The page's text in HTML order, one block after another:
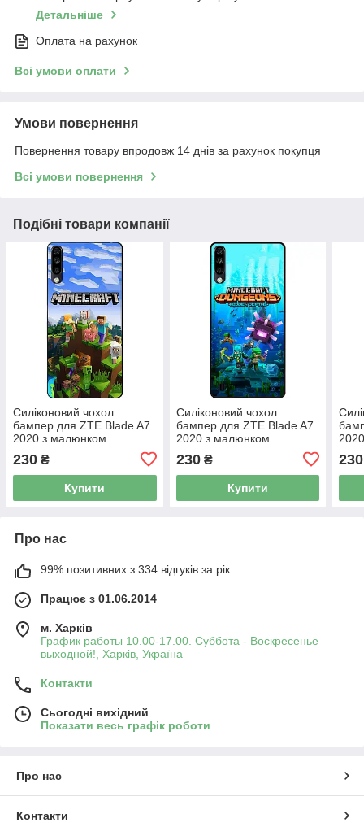
Детальніше
Оплата на рахунок
Всі умови оплати
Умови повернення
Повернення товару впродовж 14 днів за рахунок покупця
Всі умови повернення
Подібні товари компанії
Силіконовий чохол
бампер для ZTE Blade A7
2020 з малюнком
230 ₴
Купити
Силіконовий чохол
бампер для ZTE Blade A7
2020 з малюнком
230₴
Купити
230
Про нас
99% позитивних з 334 відгуків за рік
Працює з 01.06.2014
м. Харків
График работы 10.00-17.00. Суббота - Воскресенье
выходной!, Харків, Україна
Контакти
Сьогодні вихідний
Показати весь графік роботи
Про нас
Контакти